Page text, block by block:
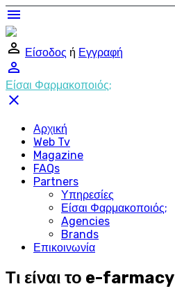
menu
perm_identity Είσοδος ή Εγγραφή
perm_identity
Είσαι Φαρμακοποιός;
close
Αρχική
Web Tv
Magazine
FAQs
Partners
Υπηρεσίες
Είσαι Φαρμακοποιός;
Agencies
Brands
Επικοινωνία
Τι είναι το e-farmacy